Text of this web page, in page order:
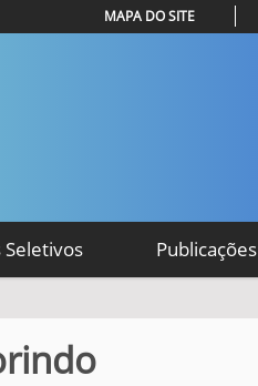
MAPA DO SITE
Seletivos Publicações